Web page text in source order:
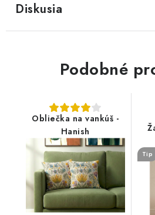
Diskusia
Podobné
Obliečka na vankúš -
Hanish
Tip